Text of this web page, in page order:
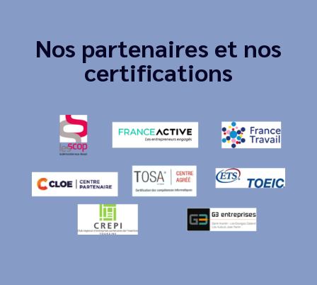
Nos partenaires et nos
certifications